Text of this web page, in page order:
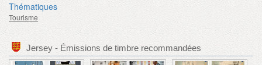
Thématiques
Tourisme
Jersey - Émissions de timbre recommandées